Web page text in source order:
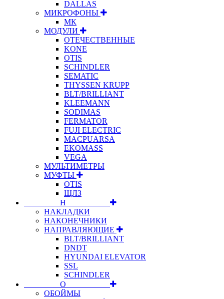
DALLAS
МИКРОФОНЫ
МК
МОДУЛИ
ОТЕЧЕСТВЕННЫЕ
KONE
OTIS
SCHINDLER
SEMATIC
THYSSEN KRUPP
BLT/BRILLIANT
KLEEMANN
SODIMAS
FERMATOR
FUJI ELECTRIC
MACPUARSA
EKOMASS
VEGA
МУЛЬТИМЕТРЫ
МУФТЫ
OTIS
ЩЛЗ
⠀⠀⠀⠀⠀⠀Н⠀⠀⠀⠀⠀⠀⠀
НАКЛАДКИ
НАКОНЕЧНИКИ
НАПРАВЛЯЮЩИЕ
BLT/BRILLIANT
DNDT
HYUNDAI ELEVATOR
SSL
SCHINDLER
⠀⠀⠀⠀⠀⠀О⠀⠀⠀⠀⠀⠀⠀
ОБОЙМЫ